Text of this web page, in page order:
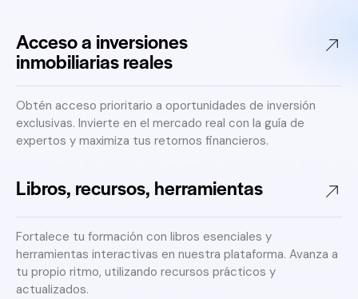
Acceso a inversiones
inmobiliarias reales
Obtén acceso prioritario a oportunidades de inversión
exclusivas. Invierte en el mercado real con la guía de
expertos y maximiza tus retornos financieros.
Libros, recursos, herramientas
Fortalece tu formación con libros esenciales y
herramientas interactivas en nuestra plataforma. Avanza a
tu propio ritmo, utilizando recursos prácticos y
actualizados.